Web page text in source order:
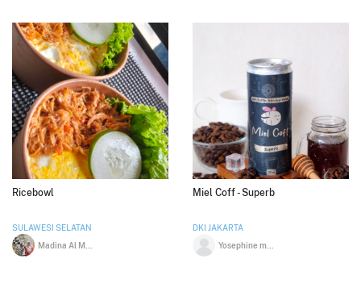
Ricebowl
SULAWESI SELATAN
Miel Coff - Superb
DKI JAKARTA